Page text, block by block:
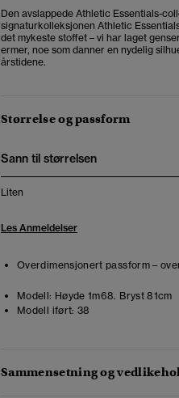
Den avslappede Athletic Essentials-
signaturkolleksjonen Athletic
det mykeste stoffet – vi har laget
ermer, noe som danner en nydelig
årstidene.
Størrelse og passform
Sann til størrelsen
Liten
Les Anmeldelser
Overdimensjonert passform –
Modell: Høyde 1m68. Bryst 81cm
Modell iført: 38
Sammensetning og